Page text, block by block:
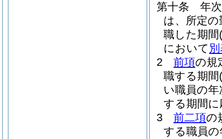
第十条
年
は、所定
職した期間
において
2
前項の規
職する期間
い職員の
する期間
3
前二項の
する職員